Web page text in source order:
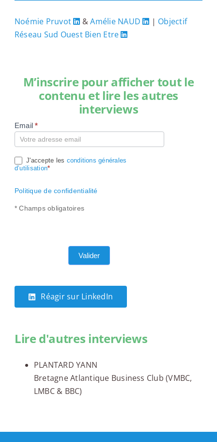
Noémie Pruvot &Amélie NAUD | Objectif
Réseau Sud Ouest Bien Etre
M’inscrire pour afficher tout le
contenu et lire les autres
interviews
Compte
Email*
J'accepte les conditions générales
d’utilisation*
Politique de confidentialité
* Champs obligatoires
Valider
Réagir sur LinkedIn
Lire d'autres interviews
PLANTARD YANN
Bretagne Atlantique Business Club (VMBC,
LMBC & BBC)